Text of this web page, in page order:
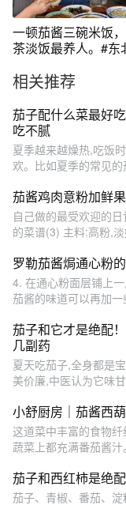
一顿茄酱三碗米饭
茶淡饭最养人。#东
茄酱 #蘸酱菜 #带大
北日常生活
相关推荐
茄子配什么菜最好
吃不腻
夏季越来越燥热,吃饭
欢。比如夏季的常见
茄酱鸡肉意粉加鲜
自己做的最受欢迎的
的菜谱(3) 主料:高粉,
罗勒茄酱焗通心粉
4. 在通心粉面层铺上
茄酱的味道可以再加
茄子和它才是绝配
几副药
夏天吃茄子,全身都是
美价廉,中医认为它味
小舒厨房｜茄酱西
这道菜中丰富的食物
蔬菜上都充满番茄酱
茄子和西红柿是绝
茄子、青椒、番茄、